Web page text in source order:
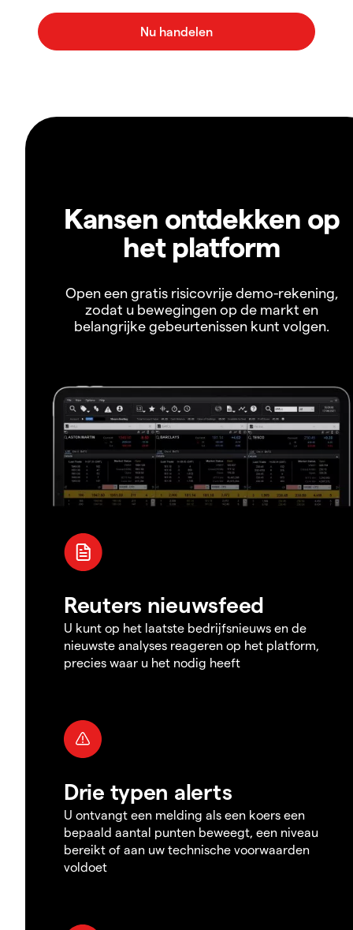
Kansen ontdekken op
het platform
Open een gratis risicovrije demo-rekening,
zodat u bewegingen op de markt en
belangrijke gebeurtenissen kunt volgen.
Reuters nieuwsfeed
U kunt op het laatste bedrijfsnieuws en de
nieuwste analyses reageren op het platform,
precies waar u het nodig heeft
Drie typen alerts
U ontvangt een melding als een koers een
bepaald aantal punten beweegt, een niveau
bereikt of aan uw technische voorwaarden
voldoet